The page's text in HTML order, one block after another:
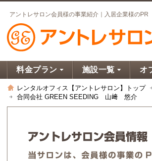
アントレサロン会員様の事業紹介｜入居企業様のPR
料金プラン 施設一覧 オ
レンタルオフィス【アントレサロン】トップ
合同会社 GREEN SEEDING 山﨑 悠介